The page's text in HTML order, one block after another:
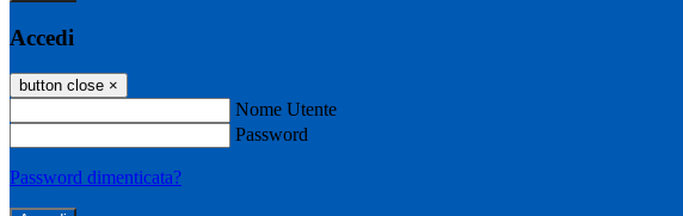
Accedi
button close ×
Nome Utente
Password
Password dimenticata?